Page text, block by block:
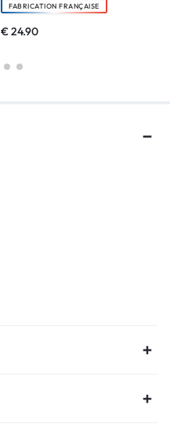
FABRICATION FRANÇAISE
€24.90